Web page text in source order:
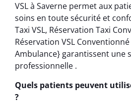
VSL à Saverne permet aux
soins en toute sécurité et
Taxi VSL, Réservation Taxi
Réservation VSL
Ambulance} garantissent une
professionnelle .
Quels patients peuvent
?